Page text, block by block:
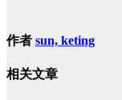
作者 sun, keting
相关文章